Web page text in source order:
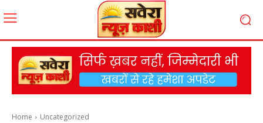
Home Uncategorized